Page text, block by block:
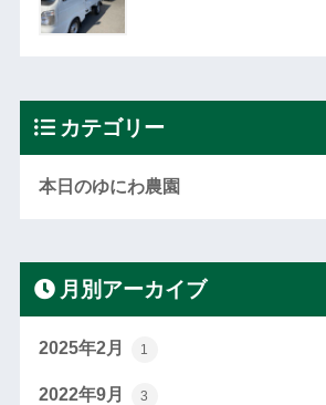
カテゴリー
本日のゆにわ農園
月別アーカイブ
2025年2月 1
2022年9月 3